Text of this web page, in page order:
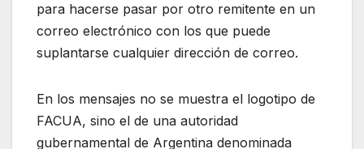
para hacerse pasar por otro remitente en un
correo electrónico con los que puede
suplantarse cualquier dirección de correo.
En los mensajes no se muestra el logotipo de
FACUA, sino el de una autoridad
gubernamental de Argentina denominada